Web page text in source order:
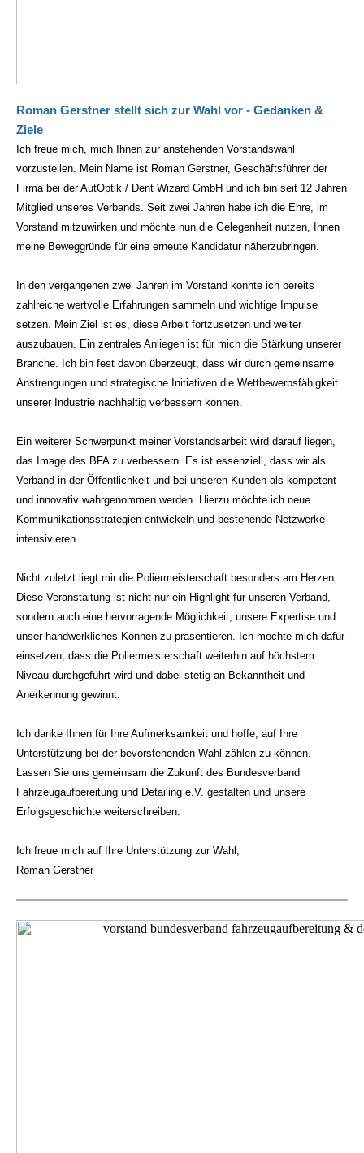
Roman Gerstner stellt sich zur Wahl vor - Gedanken &
Ziele
Ich freue mich, mich Ihnen zur anstehenden Vorstandswahl
vorzustellen. Mein Name ist Roman Gerstner, Geschäftsführer der
Firma bei der AutOptik / Dent Wizard GmbH und ich bin seit 12 Jahren
Mitglied unseres Verbands. Seit zwei Jahren habe ich die Ehre, im
Vorstand mitzuwirken und möchte nun die Gelegenheit nutzen, Ihnen
meine Beweggründe für eine erneute Kandidatur näherzubringen.
In den vergangenen zwei Jahren im Vorstand konnte ich bereits
zahlreiche wertvolle Erfahrungen sammeln und wichtige Impulse
setzen. Mein Ziel ist es, diese Arbeit fortzusetzen und weiter
auszubauen. Ein zentrales Anliegen ist für mich die Stärkung unserer
Branche. Ich bin fest davon überzeugt, dass wir durch gemeinsame
Anstrengungen und strategische Initiativen die Wettbewerbsfähigkeit
unserer Industrie nachhaltig verbessern können.
Ein weiterer Schwerpunkt meiner Vorstandsarbeit wird darauf liegen,
das Image des BFA zu verbessern. Es ist essenziell, dass wir als
Verband in der Öffentlichkeit und bei unseren Kunden als kompetent
und innovativ wahrgenommen werden. Hierzu möchte ich neue
Kommunikationsstrategien entwickeln und bestehende Netzwerke
intensivieren.
Nicht zuletzt liegt mir die Poliermeisterschaft besonders am Herzen.
Diese Veranstaltung ist nicht nur ein Highlight für unseren Verband,
sondern auch eine hervorragende Möglichkeit, unsere Expertise und
unser handwerkliches Können zu präsentieren. Ich möchte mich dafür
einsetzen, dass die Poliermeisterschaft weiterhin auf höchstem
Niveau durchgeführt wird und dabei stetig an Bekanntheit und
Anerkennung gewinnt.
Ich danke Ihnen für Ihre Aufmerksamkeit und hoffe, auf Ihre
Unterstützung bei der bevorstehenden Wahl zählen zu können.
Lassen Sie uns gemeinsam die Zukunft des Bundesverband
Fahrzeugaufbereitung und Detailing e.V. gestalten und unsere
Erfolgsgeschichte weiterschreiben.
Ich freue mich auf Ihre Unterstützung zur Wahl,
Roman Gerstner